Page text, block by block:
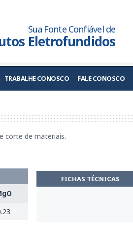
Sua Fonte Confiável de
Eletrofundidos
TRABALHE CONOSCO FALE CONOSCO
corte de materiais.
FICHAS TÉCNICAS